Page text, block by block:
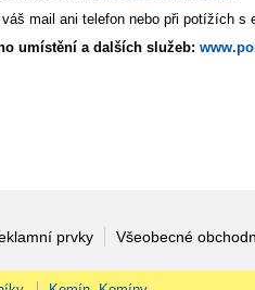
mail ani telefon nebo při potížích s
umístění a dalších služeb:
prvky Všeobecné